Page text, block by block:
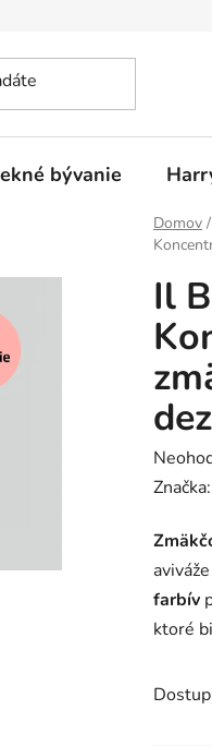
tovaru
bývanie
Domov /
Il
je
0,0
z
5
farbív
ktoré